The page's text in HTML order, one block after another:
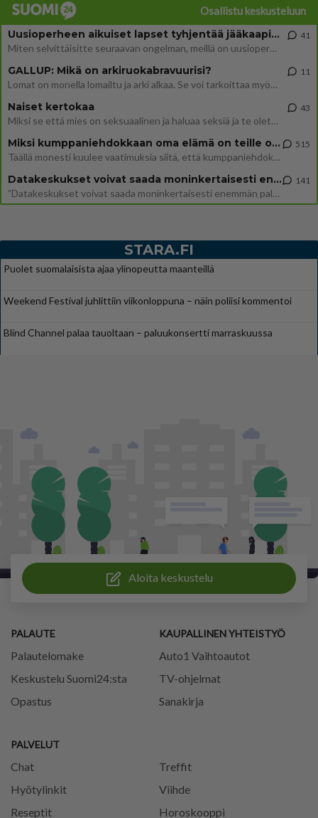
Osallistu keskusteluun
Uusioperheen aikuiset lapset tyhjentää jääkaapin käydessään
Miten selvittäisitte seuraavan ongelman, meillä on uusioperhe, minulla teini-ikäiset lapset ja puolisolla aikuiset, jotk
41
GALLUP: Mikä on arkiruokabravuurisi?
Lomat on monella lomailtu ja arki alkaa. Se voi tarkoittaa myös sitä, että grillailut on grillattu ja palataan arjen ruo
11
Naiset kertokaa
Miksi se että mies on seksuaalinen ja haluaa seksiä ja te olette hänen mielestänne haluttava on vastenmielistä? Mikä sii
43
Miksi kumppaniehdokkaan oma elämä on teille ongelma?
Täällä monesti kuulee vaatimuksia siitä, että kumppaniehdokkaalla ei saisi olla lemmikkejä, lapsia, kavereita, eksiä, su
515
Datakeskukset voivat saada moninkertaisesti enemmän palautuksia kuin mitä ne maksavat veroja
”Datakeskukset voivat saada moninkertaisesti enemmän palautuksia kuin mitä ne maksavat veroja”, sanoo professori Jussi K
141
STARA.FI
Puolet suomalaisista ajaa ylinopeutta maanteillä
Weekend Festival juhlittiin viikonloppuna – näin poliisi kommentoi
Blind Channel palaa tauoltaan – paluukonsertti marraskuussa
Aloita keskustelu
PALAUTE
Palautelomake
Keskustelu Suomi24:sta
Opastus
PALVELUT
Chat
Treffit
Hyötylinkit
Viihde
Reseptit
Horoskooppi
KAUPALLINEN YHTEISTYÖ
Auto1 Vaihtoautot
TV-ohjelmat
Sanakirja